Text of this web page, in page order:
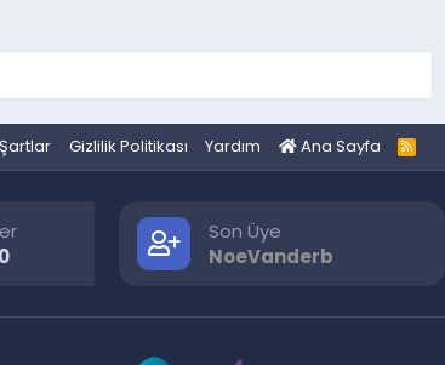
Gizlilik Politikası Yardım Ana Sayfa
R
S
Son Üye
NoeVanderb